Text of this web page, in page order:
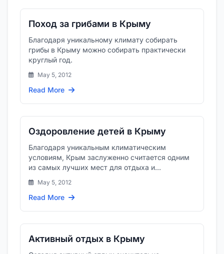
Поход за грибами в Крыму
Благодаря уникальному климату собирать
грибы в Крыму можно собирать практически
круглый год.
May 5, 2012
Read More
Оздоровление детей в Крыму
Благодаря уникальным климатическим
условиям, Крым заслуженно считается одним
из самых лучших мест для отдыха и
оздоровления.
May 5, 2012
Read More
Активный отдых в Крыму